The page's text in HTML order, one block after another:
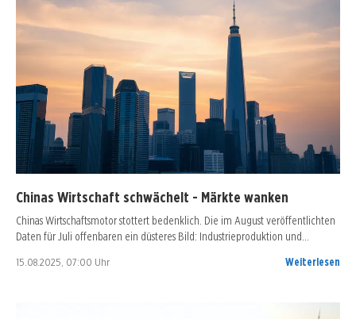
Chinas Wirtschaft schwächelt - Märkte wanken
Chinas Wirtschaftsmotor stottert bedenklich. Die im August veröffentlichten
Daten für Juli offenbaren ein düsteres Bild: Industrieproduktion und…
15.08.2025, 07:00 Uhr Weiterlesen